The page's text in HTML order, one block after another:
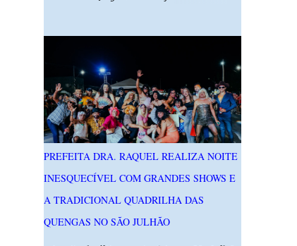
embriagado após um acidente que deixou
uma criança de 11 anos gravemente ferida
na manhã deste sábado (1º), na RN-118,
entre Macau e Pendências. Segundo a Polícia
Militar, dois carros que seguiam em sentidos
opostos bateram de frente. Um dos
condutores apresentava sinais de
embriaguez, foi levado ao Hospital Regional
Tarcísio Maia, em Mossoró, e autuado em
flagrante. O exame pericial para confirmar a
presença de álcool no organismo está em
PREFEITA DRA. RAQUEL REALIZA NOITE
INESQUECÍVEL COM GRANDES SHOWS E
A TRADICIONAL QUADRILHA DAS
QUENGAS NO SÃO JULHÃO